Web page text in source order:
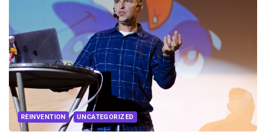
EVENTOS LUX AWARDS